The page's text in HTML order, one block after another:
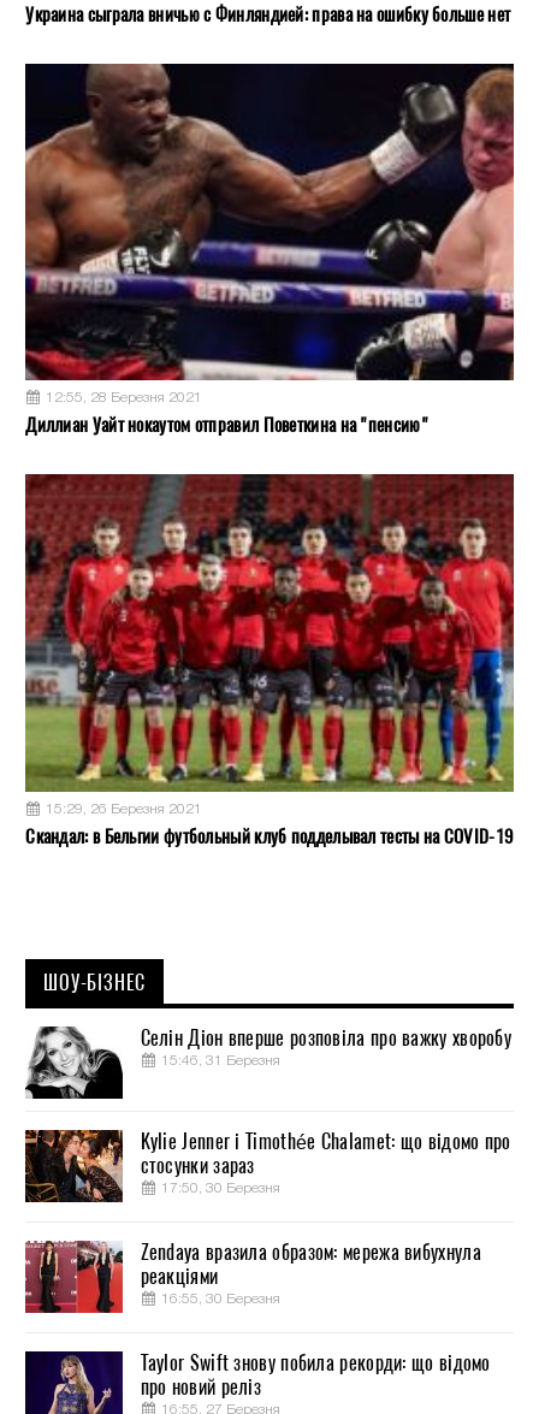
Украина сыграла вничью с Финляндией: права на ошибку больше нет
12:55, 28 Березня 2021
Диллиан Уайт нокаутом отправил Поветкина на "пенсию"
15:29, 26 Березня 2021
Скандал: в Бельгии футбольный клуб подделывал тесты на COVID-19
ШОУ-БІЗНЕС
Селін Діон вперше розповіла про важку хворобу
15:46, 31 Березня
Kylie Jenner і Timothée Chalamet: що відомо про
стосунки зараз
17:50, 30 Березня
Zendaya вразила образом: мережа вибухнула
реакціями
16:55, 30 Березня
Taylor Swift знову побила рекорди: що відомо
про новий реліз
16:55, 27 Березня